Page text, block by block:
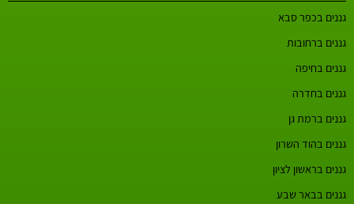
גננים בכפר סבא
גננים ברחובות
גננים בחיפה
גננים בחדרה
גננים ברמת גן
גננים בהוד השרון
גננים בראשון לציון
גננים בבאר שבע